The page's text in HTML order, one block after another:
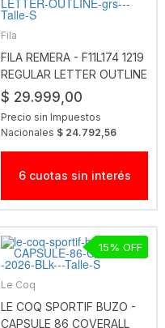
Fila
FILA REMERA - F11L174 1219
REGULAR LETTER OUTLINE
GRS
$ 29.999,00
Precio sin Impuestos
Nacionales $ 24.792,56
6 cuotas sin interés
Le Coq
LE COQ SPORTIF BUZO -
CAPSULE 86 COVERALL
15